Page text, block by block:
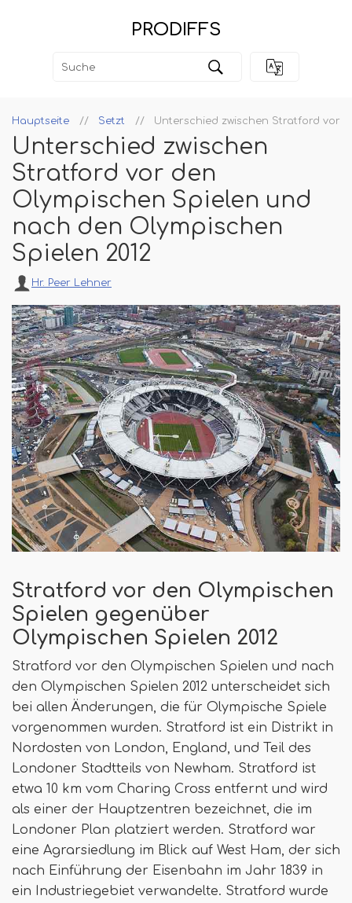
PRODIFFS
Hauptseite Setzt Unterschied zwischen Stratford vor
Unterschied zwischen
Stratford vor den
Olympischen Spielen und
nach den Olympischen
Spielen 2012
Hr. Peer Lehner
Stratford vor den Olympischen
Spielen gegenüber
Olympischen Spielen 2012
Stratford vor den Olympischen Spielen und nach
den Olympischen Spielen 2012 unterscheidet sich
bei allen Änderungen, die für Olympische Spiele
vorgenommen wurden. Stratford ist ein Distrikt in
Nordosten von London, England, und Teil des
Londoner Stadtteils von Newham. Stratford ist
etwa 10 km vom Charing Cross entfernt und wird
als einer der Hauptzentren bezeichnet, die im
Londoner Plan platziert werden. Stratford war
eine Agrarsiedlung im Blick auf West Ham, der sich
nach Einführung der Eisenbahn im Jahr 1839 in
ein Industriegebiet verwandelte. Stratford wurde